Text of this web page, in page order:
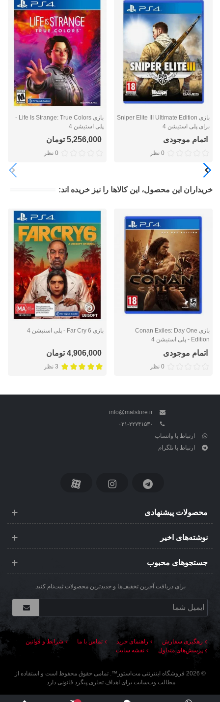
بازی Sniper Elite III Ultimate Edition
برای پلی استیشن 4
اتمام موجودی
0 نظر
بازی Life Is Strange: True Colors -
پلی استیشن 4
5,256,000 تومان
0 نظر
خریداران این محصول، این کالاها را نیز خریده اند:
بازی Conan Exiles: Day One
Edition - پلی استیشن 4
اتمام موجودی
0 نظر
بازی Far Cry 6 - پلی استیشن 4
4,906,000 تومان
3 نظر
info@matstore.ir
۰۲۱-۲۲۷۴۱۵۳۰
ارتباط با واتساپ
ارتباط با تلگرام
محصولات پیشنهادی
نوشته‌های اخیر
جستجوهای محبوب
برای دریافت آخرین تخفیف‌ها و جدیدترین محصولات ثبت‌نام کنید.
رهگیری سفارش راهنمای خرید تماس با ما
شرایط و قوانین
پرسش‌های متداول
نقشه سایت
©
2026 فروشگاه اینترنتی مت‌استور ™. تمامی حقوق محفوظ است و استفاده از
مطالب وب‌سایت برای اهداف تجاری پیگرد قانونی دارد.